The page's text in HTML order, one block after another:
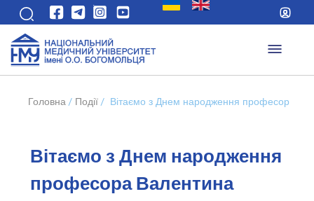
Головна / Події / Вітаємо з Днем народження професора
Вітаємо з Днем народження
професора Валентина